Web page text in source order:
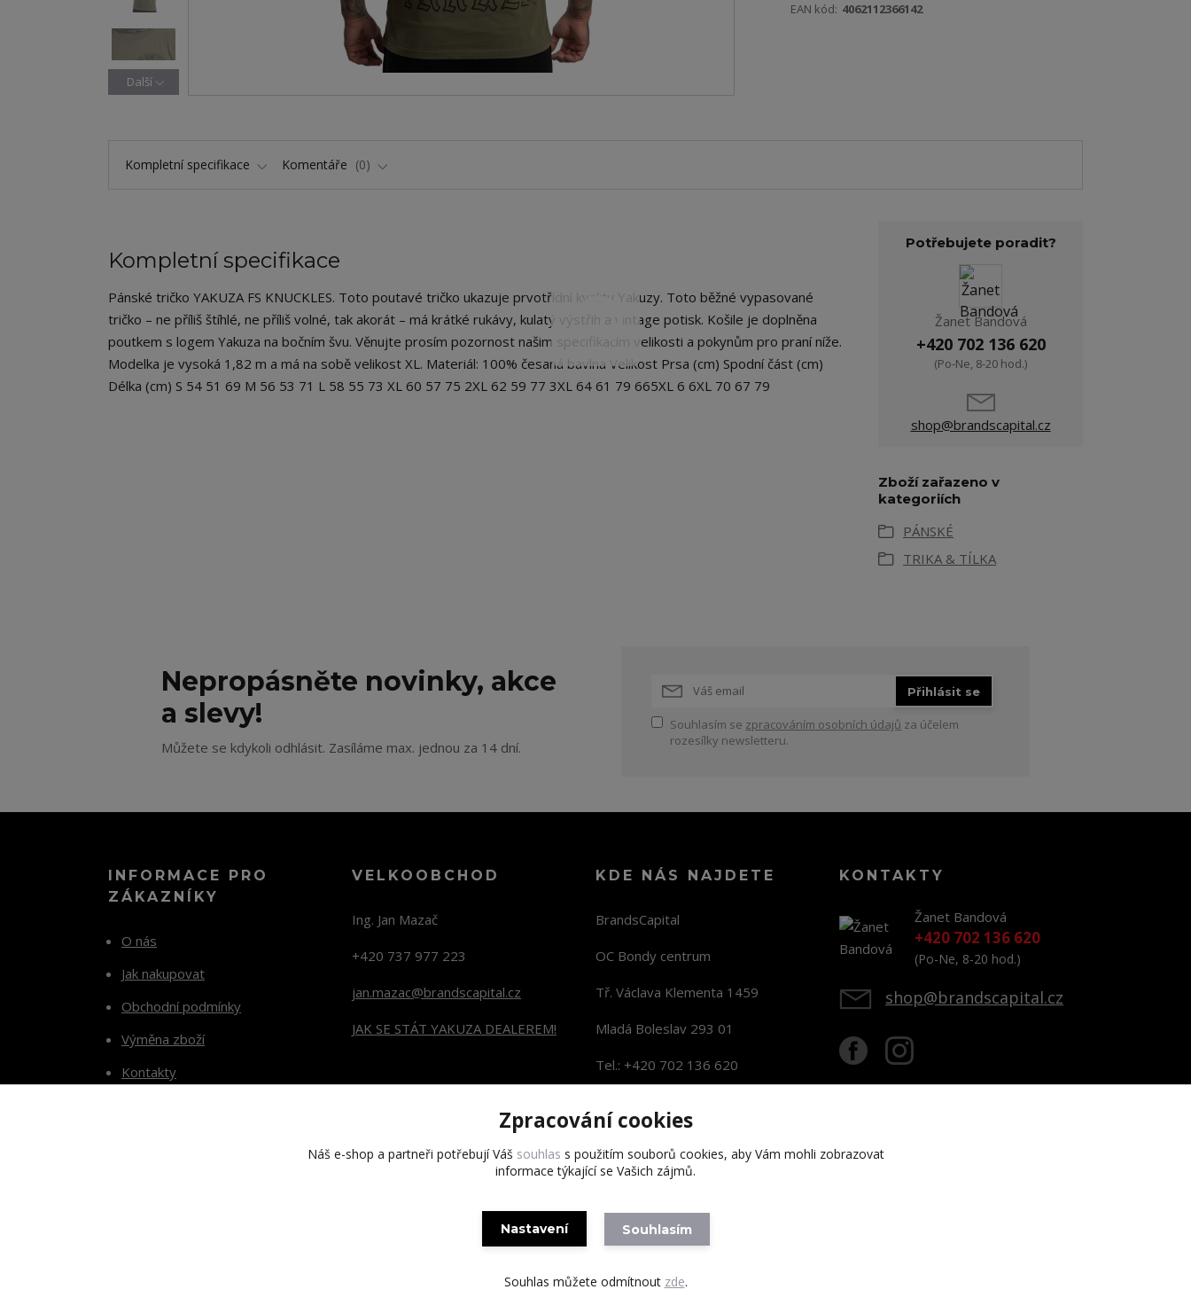
Další
EAN kód: 4062112366142
Kompletní specifikace Komentáře 0
Kompletní specifikace
Pánské tričko YAKUZA FS KNUCKLES. Toto poutavé tričko ukazuje prvotřídní kvalitu Yakuzy. Toto běžné vypasované
tričko – ne příliš štíhlé, ne příliš volné, tak akorát – má krátké rukávy, kulatý výstřih a vintage potisk. Košile je doplněna
poutkem s logem Yakuza na bočním švu. Věnujte prosím pozornost našim specifikacím velikosti a pokynům pro praní níže.
Modelka je vysoká 1,82 m a má na sobě velikost XL. Materiál: 100% česaná bavlna Velikost Prsa (cm) Spodní část (cm)
Délka (cm) S 54 51 69 M 56 53 71 L 58 55 73 XL 60 57 75 2XL 62 59 77 3XL 64 61 79 665XL 6 6XL 70 67 79
Potřebujete poradit?
Žanet Bandová
+420 702 136 620
(Po-Ne, 8-20 hod.)
shop@brandscapital.cz
Zboží zařazeno v
kategoriích
PÁNSKÉ
TRIKA & TÍLKA
Nepropásněte novinky, akce
a slevy!
Můžete se kdykoli odhlásit. Zasíláme max. jednou za 14 dní.
Přihlásit se
Souhlasím se zpracováním osobních údajů za účelem
rozesílky newsletteru.
INFORMACE PRO
ZÁKAZNÍKY
O nás
Jak nakupovat
Obchodní podmínky
Výměna zboží
Kontakty
VELKOOBCHOD
Ing. Jan Mazač
+420 737 977 223
jan.mazac@brandscapital.cz
JAK SE STÁT YAKUZA DEALEREM!
KDE NÁS NAJDETE
BrandsCapital
OC Bondy centrum
Tř. Václava Klementa 1459
Mladá Boleslav 293 01
Tel.: +420 702 136 620
KONTAKTY
Žanet Bandová
+420 702 136 620
(Po-Ne, 8-20 hod.)
shop@brandscapital.cz
Copyright 2020 BrandsCapital s.r.o.
Zpracování cookies
Náš e-shop a partneři potřebují Váš souhlas s použitím souborů cookies, aby Vám mohli zobrazovat
informace týkající se Vašich zájmů.
Nastavení Souhlasím
Souhlas můžete odmítnout zde.